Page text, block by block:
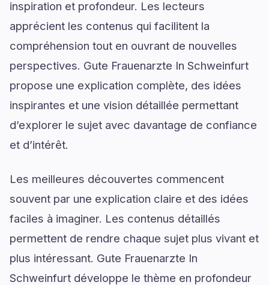
inspiration et profondeur. Les lecteurs
apprécient les contenus qui facilitent la
compréhension tout en ouvrant de nouvelles
perspectives. Gute Frauenarzte In Schweinfurt
propose une explication complète, des idées
inspirantes et une vision détaillée permettant
d’explorer le sujet avec davantage de confiance
et d’intérêt.
Les meilleures découvertes commencent
souvent par une explication claire et des idées
faciles à imaginer. Les contenus détaillés
permettent de rendre chaque sujet plus vivant et
plus intéressant. Gute Frauenarzte In
Schweinfurt développe le thème en profondeur